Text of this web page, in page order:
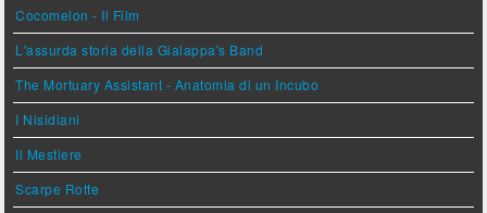
Cocomelon - Il Film
L'assurda storia della Gialappa's Band
The Mortuary Assistant - Anatomia di un Incubo
I Nisidiani
Il Mestiere
Scarpe Rotte